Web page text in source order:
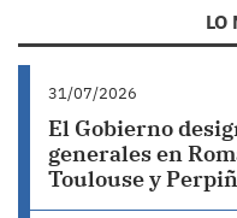
LO
31/07/2026
El Gobierno
generales en
Toulouse y